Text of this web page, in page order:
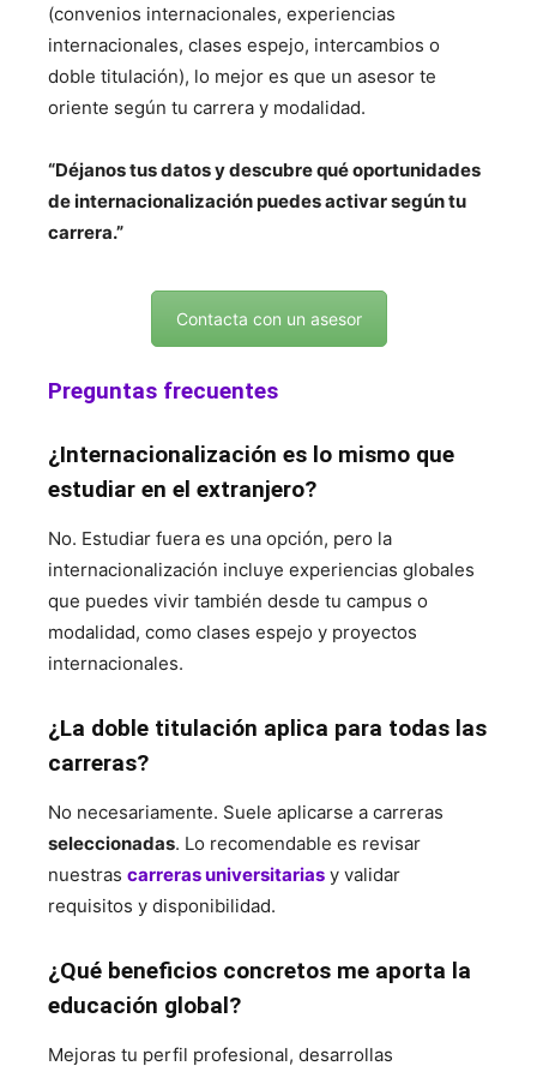
(convenios internacionales, experiencias
internacionales, clases espejo, intercambios o
doble titulación), lo mejor es que un asesor te
oriente según tu carrera y modalidad.
“Déjanos tus datos y descubre qué oportunidades
de internacionalización puedes activar según tu
carrera.”
Contacta con un asesor
Preguntas frecuentes
¿Internacionalización es lo mismo que
estudiar en el extranjero?
No. Estudiar fuera es una opción, pero la
internacionalización incluye experiencias globales
que puedes vivir también desde tu campus o
modalidad, como clases espejo y proyectos
internacionales.
¿La doble titulación aplica para todas las
carreras?
No necesariamente. Suele aplicarse a carreras
seleccionadas. Lo recomendable es revisar
nuestras carreras universitarias y validar
requisitos y disponibilidad.
¿Qué beneficios concretos me aporta la
educación global?
Mejoras tu perfil profesional, desarrollas